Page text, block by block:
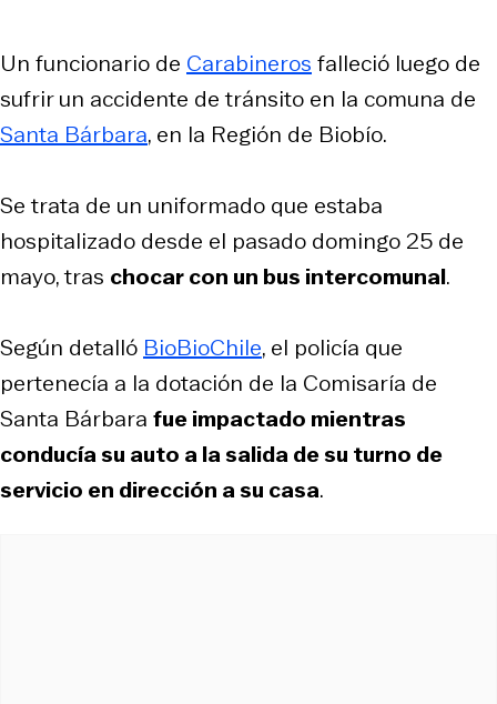
Un funcionario de Carabineros falleció luego de
sufrir un accidente de tránsito en la comuna de
Santa Bárbara, en la Región de Biobío.
Se trata de un uniformado que estaba
hospitalizado desde el pasado domingo 25 de
mayo, tras chocar con un bus intercomunal.
Según detalló BioBioChile, el policía que
pertenecía a la dotación de la Comisaría de
Santa Bárbara fue impactado mientras
conducía su auto a la salida de su turno de
servicio en dirección a su casa.